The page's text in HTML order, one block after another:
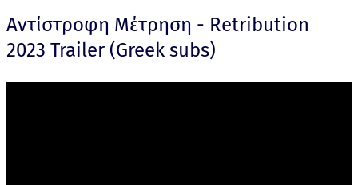
Αντίστροφη Μέτρηση - Retribution
2023 Trailer (Greek subs)